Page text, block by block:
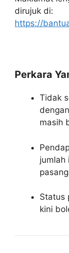
dirujuk di:
https://
Perkara
Tidak
masih
jumlah
Status
kini